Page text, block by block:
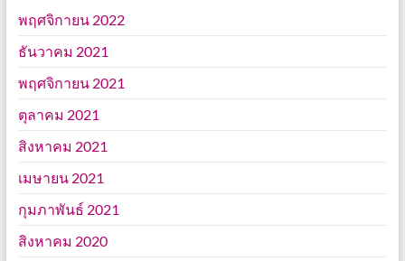
พฤศจิกายน 2022
ธันวาคม 2021
พฤศจิกายน 2021
ตุลาคม 2021
สิงหาคม 2021
เมษายน 2021
กุมภาพันธ์ 2021
สิงหาคม 2020